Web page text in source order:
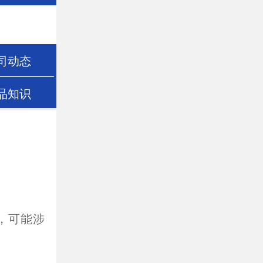
动态
知识
可能涉